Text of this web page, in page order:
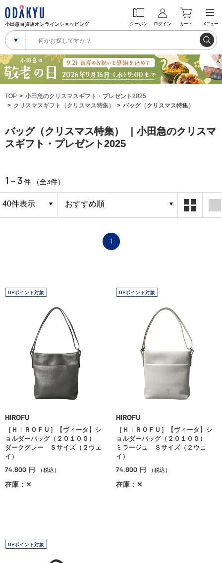
小田急百貨店オンラインショッピング クーポン ログイン カート メニュー
TOP
小田急のクリスマスギフト・プレゼント2025
クリスマスギフト（クリスマス特集）
バッグ（クリスマス特集）
バッグ（クリスマス特集） ｜小田急のクリスマ
スギフト・プレゼント2025
1 - 3 件 （全3件）
1
OPポイント対象
HIROFU
［ＨＩＲＯＦＵ］【ヴィータ】シ
ョルダーバッグ（２０１００）
ダークグレー Ｓサイズ（２ウェ
イ）
74,800 円 （税込）
在庫：✕
OPポイント対象
HIROFU
［ＨＩＲＯＦＵ］【ヴィータ】シ
ョルダーバッグ（２０１００）
ミラージュ Ｓサイズ（２ウェ
イ）
74,800 円 （税込）
在庫：✕
OPポイント対象